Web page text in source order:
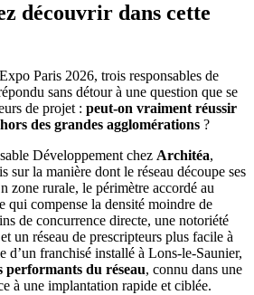
découvrir dans cette
Paris 2026, trois responsables de
sans détour à une question que se
de projet : peut-on vraiment réussir
des grandes agglomérations ?
Développement chez Architéa,
sur la manière dont le réseau découpe ses
zone rurale, le périmètre accordé au
qui compense la densité moindre de
de concurrence directe, une notoriété
un réseau de prescripteurs plus facile à
d’un franchisé installé à Lons-le-Saunier,
performants du réseau, connu dans une
à une implantation rapide et ciblée.